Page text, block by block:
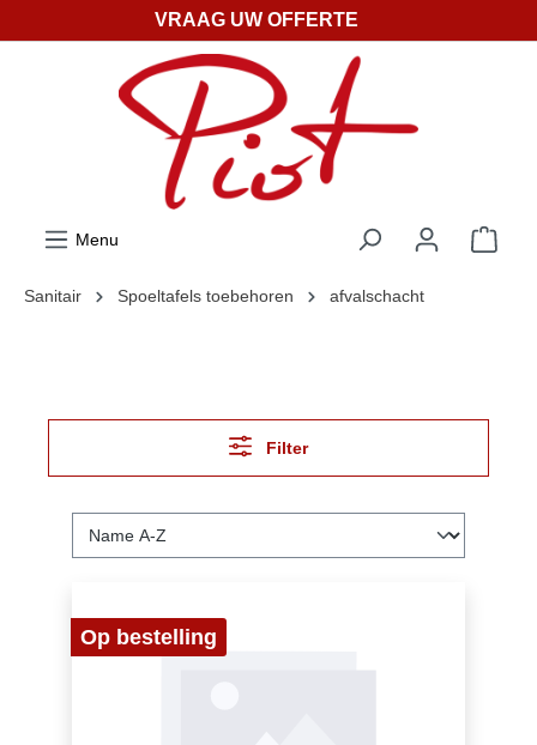
VRAAG UW OFFERTE
Menu
Sanitair Spoeltafels toebehoren afvalschacht
Filter
Op bestelling